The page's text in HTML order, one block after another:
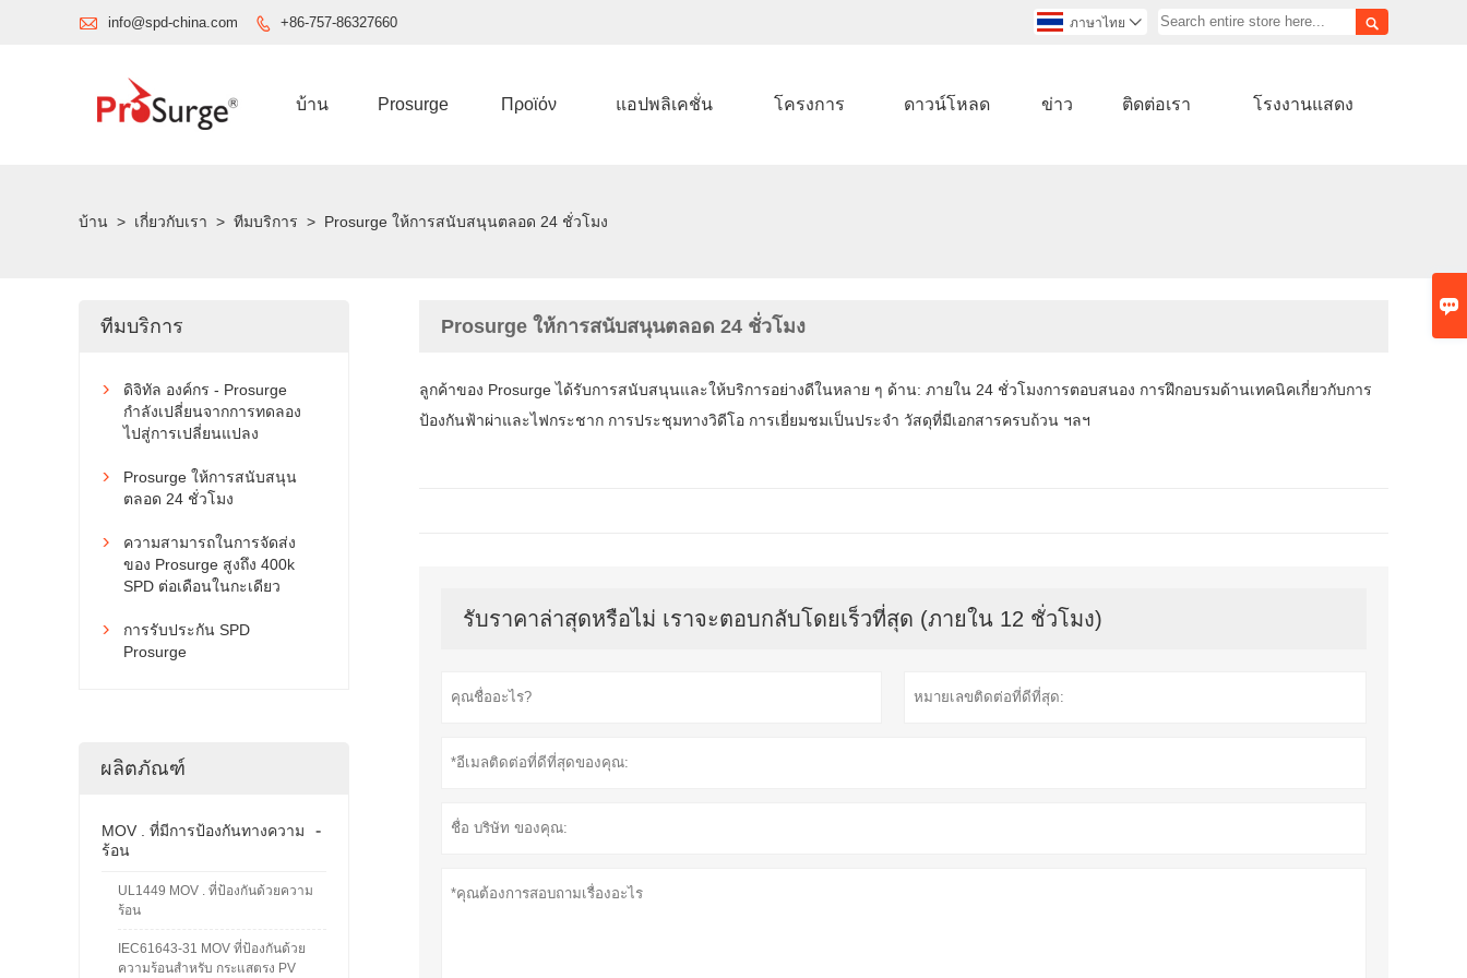

 info@spd-china.com  +86-757-86327660 
ภาษาไทย 
บ้าน Prosurge Προϊόν แอปพลิเคชั่น โครงการ ดาวน์โหลด ข่าว ติดต่อเรา โรงงานแสดง
บ้าน > เกี่ยวกับเรา > ทีมบริการ > Prosurge ให้การสนับสนุนตลอด 24 ชั่วโมง
Prosurge ให้การสนับสนุนตลอด 24 ชั่วโมง
ลูกค้าของ Prosurge ได้รับการสนับสนุนและให้บริการอย่างดีในหลาย ๆ ด้าน: ภายใน 24 ชั่วโมงการตอบสนอง การฝึกอบรมด้านเทคนิคเกี่ยวกับการ
ป้องกันฟ้าผ่าและไฟกระชาก การประชุมทางวิดีโอ การเยี่ยมชมเป็นประจำ วัสดุที่มีเอกสารครบถ้วน ฯลฯ
รับราคาล่าสุดหรือไม่ เราจะตอบกลับโดยเร็วที่สุด (ภายใน 12 ชั่วโมง)
ทีมบริการ

ดิจิทัล องค์กร - Prosurge
กำลังเปลี่ยนจากการทดลอง
ไปสู่การเปลี่ยนแปลง

Prosurge ให้การสนับสนุน
ตลอด 24 ชั่วโมง

ความสามารถในการจัดส่ง
ของ Prosurge สูงถึง 400k
SPD ต่อเดือนในกะเดียว

การรับประกัน SPD
Prosurge
ผลิตภัณฑ์
-
MOV . ที่มีการป้องกันทางความ
ร้อน
UL1449 MOV . ที่ป้องกันด้วยความ
ร้อน
IEC61643-31 MOV ที่ป้องกันด้วย
ความร้อนสำหรับ กระแสตรง PV